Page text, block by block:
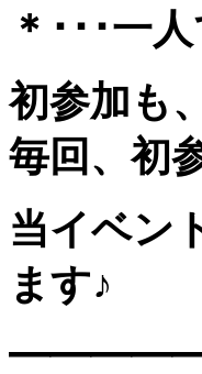
＊･･･一
初参加も
毎回、初
当イベン
ます♪